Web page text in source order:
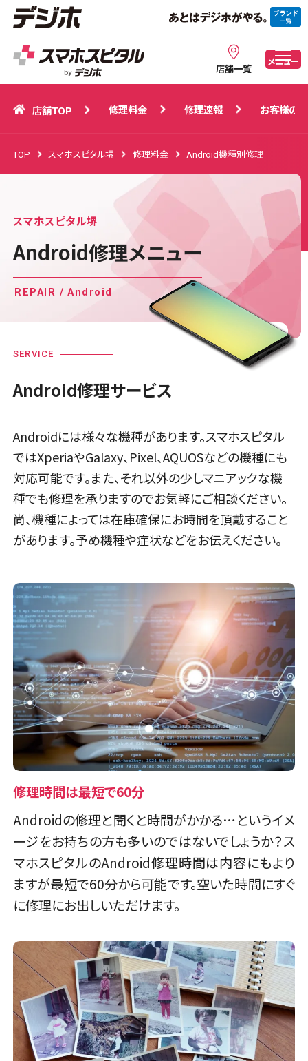
店舗一覧
メニュー
店舗TOP 修理速報 お客様の声
店舗TOP 修理料金 修理速報 お客様の声
TOP スマホスピタル堺 修理料金 Android機種別修理
スマホスピタル堺
Android修理メニュー
REPAIR / Android
SERVICE
Android修理サービス
Androidには様々な機種があります。スマホスピタル
ではXperiaやGalaxy、Pixel、AQUOSなどの機種にも
対応可能です。また、それ以外の少しマニアックな機
種でも修理を承りますのでお気軽にご相談ください。
尚、機種によっては在庫確保にお時間を頂戴すること
があります。予め機種や症状などをお伝えください。
修理時間は最短で60分
Androidの修理と聞くと時間がかかる…というイメ
ージをお持ちの方も多いのではないでしょうか？ス
マホスピタルのAndroid修理時間は内容にもより
ますが最短で60分から可能です。空いた時間にすぐ
に修理にお出しいただけます。